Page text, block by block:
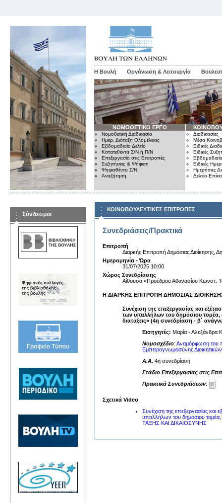
Η Βουλή Οργάνωση & Λειτουργία
ΝΟΜΟΘΕΤΙΚΟ ΕΡΓΟ
Νομοθετική Διαδικασία
Ημερ. Διάταξη Ολομέλειας
Εβδομαδιαίο Δελτίο
Κατατεθέντα Σ/Ν ή Π/Ν
Επεξεργασία στις Επιτροπές
Συζητήσεις & Ψήφιση
Ψηφισθέντα Σ/Ν
Αναζήτηση
Διαδικασίες
Μέσα
Ειδικές
Ειδικές
Εβδομαδιαίο
Ειδικές
Ημερήσιες
Δελτίο
Σύνδεσμοι
ΚΟΙΝΟΒΟΥΛΕΥΤΙΚΕΣ ΕΠΙΤΡΟΠΕΣ
Συνεδριάσεις/Πρακτικά
Επιτροπή
Διαρκής Επιτροπή Δημόσιας Διοίκησης,
Ημερομηνία - Ώρα
31/07/2025 10:00
Χώρος Συνεδρίασης
Αίθουσα «Προέδρου Αθανασίου Κωνστ.
Η ΔΙΑΡΚΗΣ ΕΠΙΤΡΟΠΗ ΔΗΜΟΣΙΑΣ
Συνέχιση της επεξεργασίας και
των υπαλλήλων του δημόσιου τομέα,
διατάξεις» (4η συνεδρίαση - β΄
Εισηγητές: Μαρία - Αλεξάνδρα
Νομοσχέδιο: Αναμόρφωση του
Εμπειρογνωμοσύνης
A.A. 4η συνεδρίαση
Στάδιο Επεξεργασίας στις
Πρακτικά Συνεδριάσεων:
Σχετικά Video
Συνέχιση της επεξεργασίας και
υπαλλήλων του δημόσιου
ΤΑΞΗΣ ΚΑΙ ΔΙΚΑΙΟΣΥΝΗΣ